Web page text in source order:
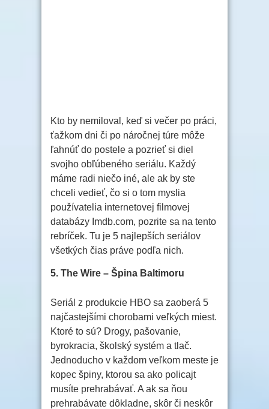
Kto by nemiloval, keď si večer po práci,
ťažkom dni či po náročnej túre môže
ľahnúť do postele a pozrieť si diel
svojho obľúbeného seriálu. Každý
máme radi niečo iné, ale ak by ste
chceli vedieť, čo si o tom myslia
používatelia internetovej filmovej
databázy Imdb.com, pozrite sa na tento
rebríček. Tu je 5 najlepších seriálov
všetkých čias práve podľa nich.
5. The Wire – Špina Baltimoru
Seriál z produkcie HBO sa zaoberá 5
najčastejšími chorobami veľkých miest.
Ktoré to sú? Drogy, pašovanie,
byrokracia, školský systém a tlač.
Jednoducho v každom veľkom meste je
kopec špiny, ktorou sa ako policajt
musíte prehrabávať. A ak sa ňou
prehrabávate dôkladne, skôr či neskôr